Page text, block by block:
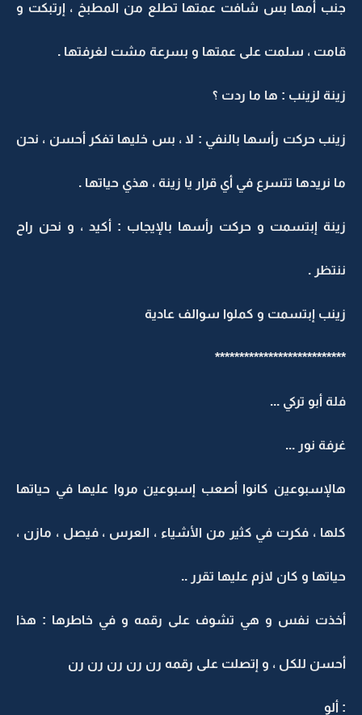
جنب أمها بس شافت عمتها تطلع من المطبخ ، إرتبكت و
قامت ، سلمت على عمتها و بسرعة مشت لغرفتها .
زينة لزينب : ها ما ردت ؟
زينب حركت رأسها بالنفي : لا ، بس خليها تفكر أحسن ، نحن
ما نريدها تتسرع في أي قرار يا زينة ، هذي حياتها .
زينة إبتسمت و حركت رأسها بالإيجاب : أكيد ، و نحن راح
ننتظر .
زينب إبتسمت و كملوا سوالف عادية
***************************
فلة أبو تركي ...
غرفة نور ...
هالإسبوعين كانوا أصعب إسبوعين مروا عليها في حياتها
كلها ، فكرت في كثير من الأشياء ، العرس ، فيصل ، مازن ،
حياتها و كان لازم عليها تقرر ..
أخذت نفس و هي تشوف على رقمه و في خاطرها : هذا
أحسن للكل ، و إتصلت على رقمه رن رن رن رن رن
: ألو